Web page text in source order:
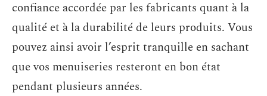
confiance accordée par les fabricants quant à la
qualité et à la durabilité de leurs produits. Vous
pouvez ainsi avoir l’esprit tranquille en sachant
que vos menuiseries resteront en bon état
pendant plusieurs années.